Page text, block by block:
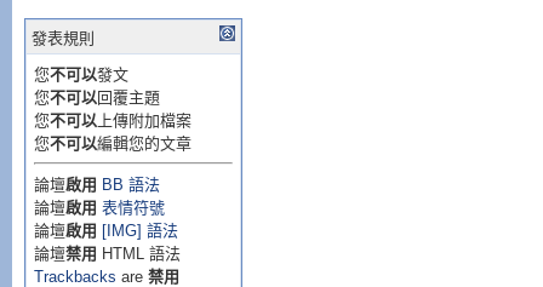
發表規則
您不可以發文
您不可以回覆主題
您不可以上傳附加檔案
您不可以編輯您的文章
論壇啟用 BB 語法
論壇啟用 表情符號
論壇啟用 [IMG] 語法
論壇禁用 HTML 語法
Trackbacks are 禁用